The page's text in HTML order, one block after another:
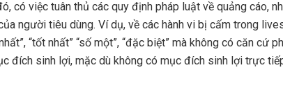
có việc tuân thủ các quy định pháp luật về quảng cáo,
người tiêu dùng. Ví dụ, về các hành vi bị cấm trong
“tốt nhất” “số một”, “đặc biệt” mà không có căn cứ
đích sinh lợi, mặc dù không có mục đích sinh lợi trực